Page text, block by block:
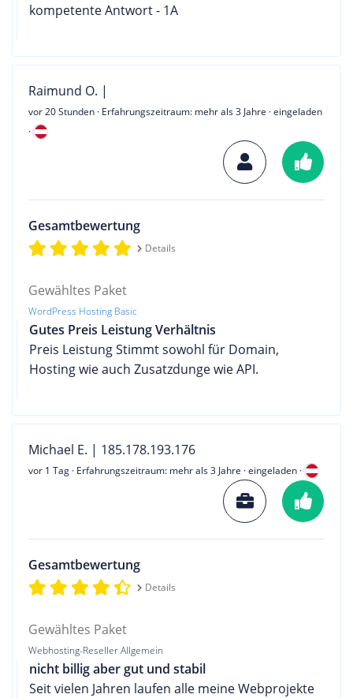
kompetente Antwort - 1A
Raimund O. |
vor 20 Stunden · Erfahrungszeitraum: mehr als 3 Jahre · eingeladen
·
Gesamtbewertung
Details
Gewähltes Paket
WordPress Hosting Basic
Gutes Preis Leistung Verhältnis
Preis Leistung Stimmt sowohl für Domain,
Hosting wie auch Zusatzdunge wie API.
Michael E. | 185.178.193.176
vor 1 Tag · Erfahrungszeitraum: mehr als 3 Jahre · eingeladen ·
Gesamtbewertung
Details
Gewähltes Paket
Webhosting-Reseller Allgemein
nicht billig aber gut und stabil
Seit vielen Jahren laufen alle meine Webprojekte